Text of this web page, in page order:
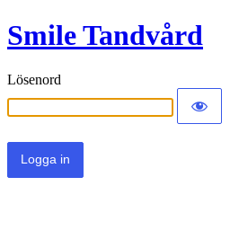
Smile Tandvård
Lösenord